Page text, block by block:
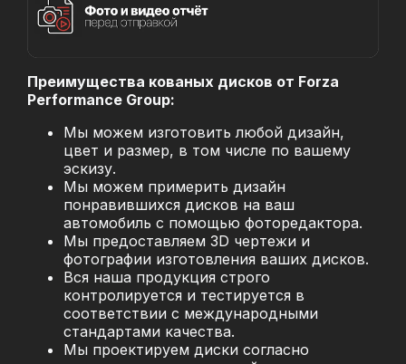
Преимущества кованых дисков от Forza
Performance Group:
Мы можем изготовить любой дизайн,
цвет и размер, в том числе по вашему
эскизу.
Мы можем примерить дизайн
понравившихся дисков на ваш
автомобиль с помощью фоторедактора.
Мы предоставляем 3D чертежи и
фотографии изготовления ваших дисков.
Вся наша продукция строго
контролируется и тестируется в
соответствии с международными
стандартами качества.
Мы проектируем диски согласно